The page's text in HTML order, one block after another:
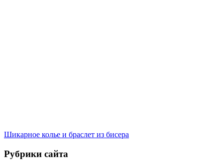
Шикарное колье и браслет из бисера
Рубрики сайта